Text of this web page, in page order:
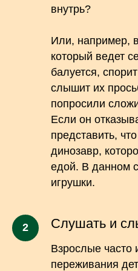
внутрь?
Или, например,
который ведет
балуется,
слышит их
попросили
Если он
представить,
динозавр,
едой. В данном
игрушки.
Слушать и
Взрослые часто
переживания